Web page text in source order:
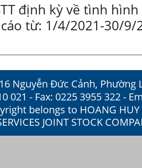
định kỳ về tình
từ: 1/4/2021-30/9/
Nguyễn Đức Cảnh, Phường
021 - Fax: 0225 3955 322 -
belongs to HOANG HUY
JOINT STOCK